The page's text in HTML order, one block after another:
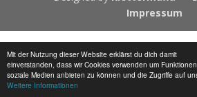
Mit der Nutzung dieser Website erklärst du dich damit
einverstanden, dass wir Cookies verwenden um
soziale Medien anbieten zu können und die Zugriffe auf
Weitere Informationen
Impressum